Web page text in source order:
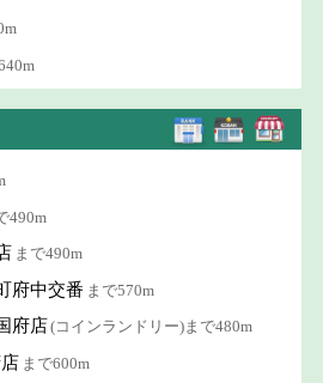
490m
まで490m
府中交番 まで570m
府店(コインランドリー)まで480m
まで600m